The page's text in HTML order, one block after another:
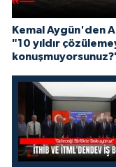
Kemal Aygün'den
"10 yıldır